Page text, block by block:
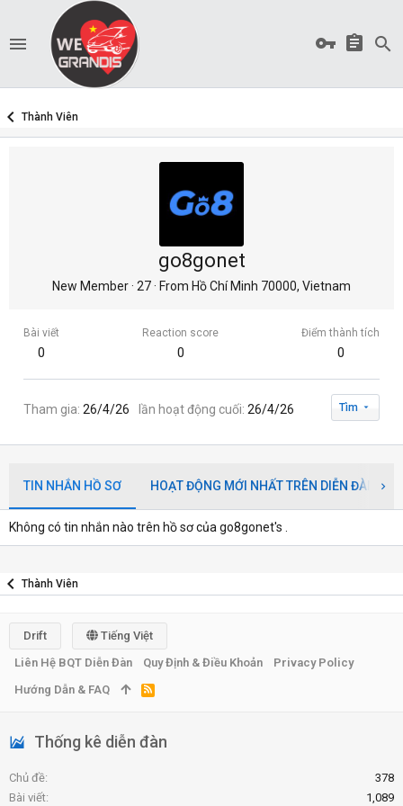
Thành Viên
go8gonet
New Member· 27· From Hồ Chí Minh 70000, Vietnam
Bài viết
0
Reaction score
0
Điểm thành tích
0
Tham gia 26/4/26 lần hoạt động cuối 26/4/26 Tìm
TIN NHẮN HỒ SƠ HOẠT ĐỘNG MỚI NHẤT TRÊN DIỄN ĐÀN
Không có tin nhắn nào trên hồ sơ của go8gonet's .
Thành Viên
Thống kê diễn đàn
Chủ đề
378
Bài viết
1,089
Drift
Tiếng Việt
Liên Hệ BQT Diễn Đàn
Quy Định & Điều Khoản
Privacy Policy
Hướng Dẫn & FAQ
R
S